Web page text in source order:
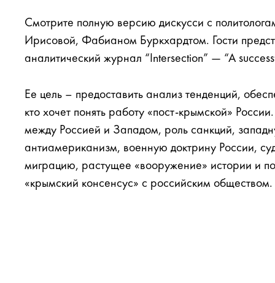
Cмотрите полную версию дискусси с
Ирисовой, Фабианом Буркхардтом. Гости
аналитический журнал “Intersection” — “A
Ее цель – предоставить анализ тенденций,
кто хочет понять работу «пост-крымской»
между Россией и Западом, роль санкций,
антиамериканизм, военную доктрину России,
миграцию, растущее «вооружение» истории и
«крымский консенсус» с российским обществом.